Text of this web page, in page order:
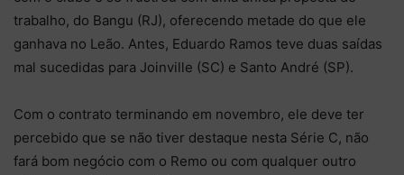
trabalho, do Bangu (RJ), oferecendo metade do que ele
ganhava no Leão. Antes, Eduardo Ramos teve duas saídas
mal sucedidas para Joinville (SC) e Santo André (SP).
Com o contrato terminando em novembro, ele deve ter
percebido que se não tiver destaque nesta Série C, não
fará bom negócio com o Remo ou com qualquer outro